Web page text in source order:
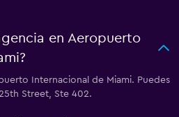
en Aeropuerto
Internacional de Miami. Puedes
Street, Ste 402.